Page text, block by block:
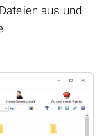
aus und